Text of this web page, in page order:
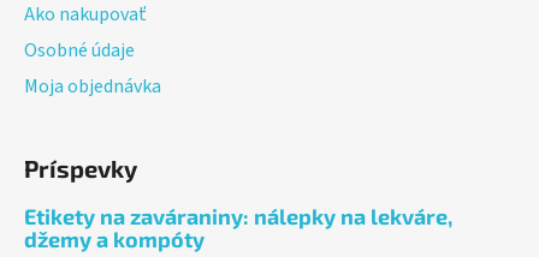
Ako nakupovať
Osobné údaje
Moja objednávka
Príspevky
Etikety na zaváraniny: nálepky na lekváre,
džemy a kompóty